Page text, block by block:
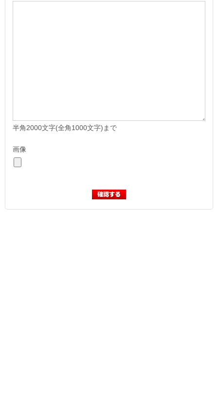
半角2000文字(全角1000文字)まで
画像